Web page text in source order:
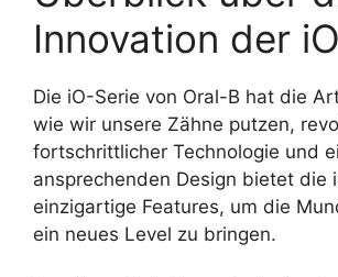
Innovation der
Die iO-Serie von Oral-B hat die
wie wir unsere Zähne putzen,
fortschrittlicher Technologie und
ansprechenden Design bietet die
einzigartige Features, um die
ein neues Level zu bringen.